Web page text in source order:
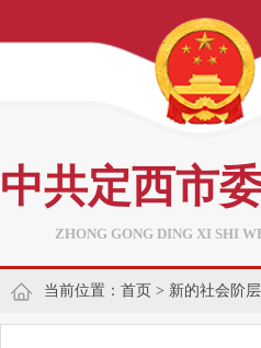
中共定西市
ZHONG GONG DING XI SHI
当前位置： 首页 > 新的社会阶层